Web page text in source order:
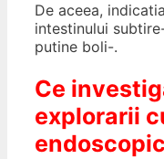
De aceea,
intestinului
putine boli-.
Ce
explorarii